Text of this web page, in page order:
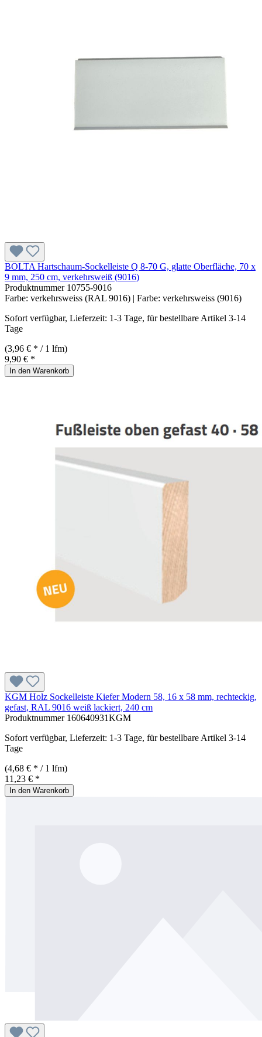
BOLTA Hartschaum-Sockelleiste Q 8-70 G, glatte Oberfläche, 70 x
9 mm, 250 cm, verkehrsweiß (9016)
Produktnummer 10755-9016
Farbe: verkehrsweiss (RAL 9016) | Farbe: verkehrsweiss (9016)
Sofort verfügbar, Lieferzeit: 1-3 Tage, für bestellbare Artikel 3-14
Tage
(3,96 € * / 1 lfm)
9,90 € *
In den Warenkorb
KGM Holz Sockelleiste Kiefer Modern 58, 16 x 58 mm, rechteckig,
gefast, RAL 9016 weiß lackiert, 240 cm
Produktnummer 160640931KGM
Sofort verfügbar, Lieferzeit: 1-3 Tage, für bestellbare Artikel 3-14
Tage
(4,68 € * / 1 lfm)
11,23 € *
In den Warenkorb